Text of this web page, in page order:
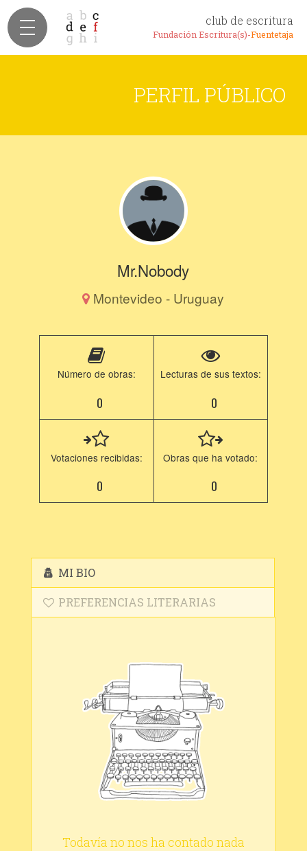
club de escritura
Fundación Escritura(s)-Fuentetaja
PERFIL PÚBLICO
Mr.Nobody
Montevideo - Uruguay
Número de obras:
0
Lecturas de sus textos:
0
Votaciones recibidas:
0
Obras que ha votado:
0
MI BIO
PREFERENCIAS LITERARIAS
Todavía no nos ha contado nada